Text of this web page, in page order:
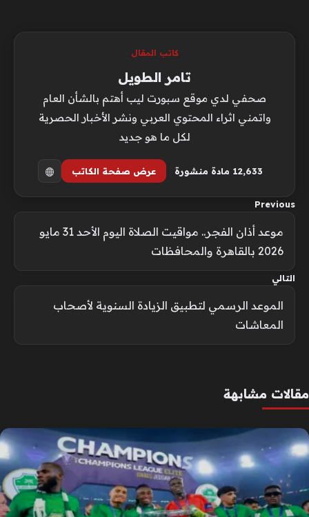
كاتب المقال
تامر الطويل
صحفي لدي موقع سبورت ليب أهتم بالشأن العام
واتمني اثراء المحتوي العربي ونشر الأخبار الحصرية
لكل ما هو جديد
12٬633 مادة منشورة عرض صفحة الكاتب
Previous
موعد أذان الفجر.. مواقيت الصلاة اليوم الأحد 31 مايو
2026 بالقاهرة والمحافظات
التالي
الموعد الرسمي لتطبيق الزيادة السنوية لأصحاب
المعاشات
مقالات مشابهة